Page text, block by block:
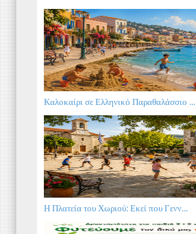
Καλοκαίρι σε Ελληνικό Παραθαλάσσιο ...
Η Πλατεία του Χωριού: Εκεί που Γενν...